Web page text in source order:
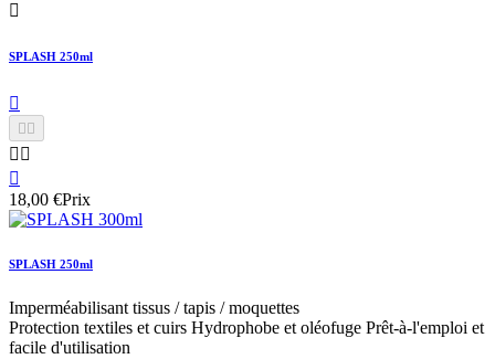

SPLASH 250ml

 
 

18,00 €Prix
SPLASH 250ml
Imperméabilisant tissus / tapis / moquettes
Protection textiles et cuirs Hydrophobe et oléofuge Prêt-à-l'emploi et
facile d'utilisation